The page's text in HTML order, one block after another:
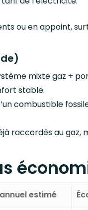
ou en appoint,
mixte gaz +
stable.
combustible
raccordés au
estimé